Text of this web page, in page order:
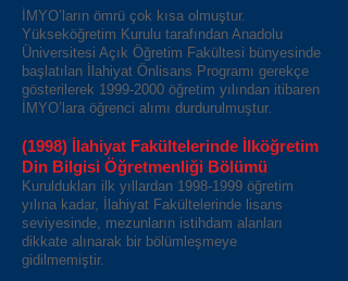
İMYO’ların ömrü çok kısa olmuştur.
Yükseköğretim Kurulu tarafından Anadolu
Üniversitesi Açık Öğretim Fakültesi bünyesinde
başlatılan İlahiyat Önlisans Programı gerekçe
gösterilerek 1999-2000 öğretim yılından itibaren
İMYO’lara öğrenci alımı durdurulmuştur.
(1998) İlahiyat Fakültelerinde İlköğretim
Din Bilgisi Öğretmenliği Bölümü
Kuruldukları ilk yıllardan 1998-1999 öğretim
yılına kadar, İlahiyat Fakültelerinde lisans
seviyesinde, mezunların istihdam alanları
dikkate alınarak bir bölümleşmeye
gidilmemiştir.